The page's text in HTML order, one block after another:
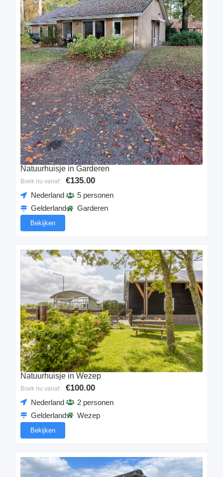
Natuurhuisje in Garderen
Boek nu vanaf: €135.00
Nederland
Gelderland
5 personen
Garderen
Bekijken
Natuurhuisje in Wezep
Boek nu vanaf: €100.00
Nederland
Gelderland
2 personen
Wezep
Bekijken